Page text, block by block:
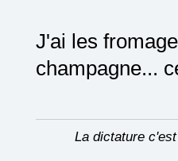
J'ai les
champagne...
La dictature